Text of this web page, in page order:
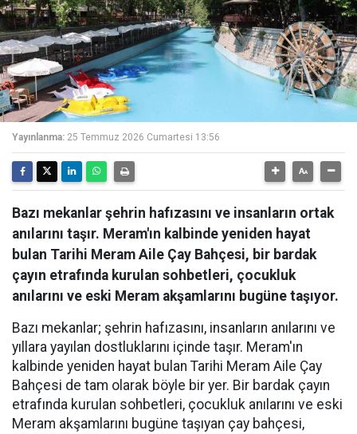
Yayınlanma: 25 Temmuz 2026 Cumartesi 13:56
Bazı mekanlar şehrin hafızasını ve insanların ortak
anılarını taşır. Meram'ın kalbinde yeniden hayat
bulan Tarihi Meram Aile Çay Bahçesi, bir bardak
çayın etrafında kurulan sohbetleri, çocukluk
anılarını ve eski Meram akşamlarını bugüne taşıyor.
Bazı mekanlar; şehrin hafızasını, insanların anılarını ve
yıllara yayılan dostluklarını içinde taşır. Meram'ın
kalbinde yeniden hayat bulan Tarihi Meram Aile Çay
Bahçesi de tam olarak böyle bir yer. Bir bardak çayın
etrafında kurulan sohbetleri, çocukluk anılarını ve eski
Meram akşamlarını bugüne taşıyan çay bahçesi,